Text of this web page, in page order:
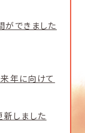
ができました
来年に向けて
しました